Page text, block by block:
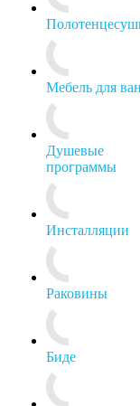
Мебель для
Душевые
программы
Инсталляции
Раковины
Биде